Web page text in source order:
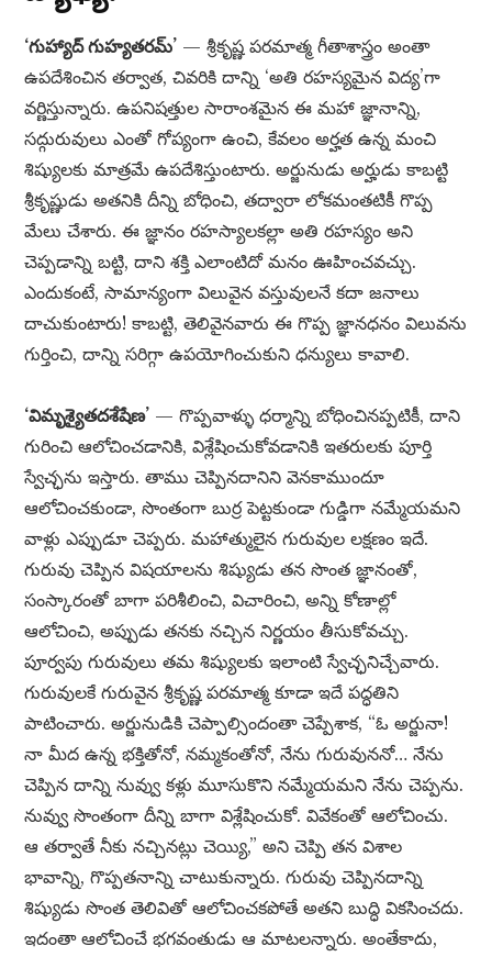
‘గుహ్యాద్ గుహ్యతరమ్’ — శ్రీకృష్ణ పరమాత్మ గీతాశాస్త్రం అంతా
ఉపదేశించిన తర్వాత, చివరికి దాన్ని ‘అతి రహస్యమైన విద్య’గా
వర్ణిస్తున్నారు. ఉపనిషత్తుల సారాంశమైన ఈ మహా జ్ఞానాన్ని,
సద్గురువులు ఎంతో గోప్యంగా ఉంచి, కేవలం అర్హత ఉన్న మంచి
శిష్యులకు మాత్రమే ఉపదేశిస్తుంటారు. అర్జునుడు అర్హుడు కాబట్టి
శ్రీకృష్ణుడు అతనికి దీన్ని బోధించి, తద్వారా లోకమంతటికీ గొప్ప
మేలు చేశారు. ఈ జ్ఞానం రహస్యాలకల్లా అతి రహస్యం అని
చెప్పడాన్ని బట్టి, దాని శక్తి ఎలాంటిదో మనం ఊహించవచ్చు.
ఎందుకంటే, సామాన్యంగా విలువైన వస్తువులనే కదా జనాలు
దాచుకుంటారు! కాబట్టి, తెలివైనవారు ఈ గొప్ప జ్ఞానధనం విలువను
గుర్తించి, దాన్ని సరిగ్గా ఉపయోగించుకుని ధన్యులు కావాలి.
‘విమృశ్యైతదశేషేణ’ — గొప్పవాళ్ళు ధర్మాన్ని బోధించినప్పటికీ, దాని
గురించి ఆలోచించడానికి, విశ్లేషించుకోవడానికి ఇతరులకు పూర్తి
స్వేచ్ఛను ఇస్తారు. తాము చెప్పినదానిని వెనకాముందూ
ఆలోచించకుండా, సొంతంగా బుర్ర పెట్టకుండా గుడ్డిగా నమ్మేయమని
వాళ్లు ఎప్పుడూ చెప్పరు. మహాత్ములైన గురువుల లక్షణం ఇదే.
గురువు చెప్పిన విషయాలను శిష్యుడు తన సొంత జ్ఞానంతో,
సంస్కారంతో బాగా పరిశీలించి, విచారించి, అన్ని కోణాల్లో
ఆలోచించి, అప్పుడు తనకు నచ్చిన నిర్ణయం తీసుకోవచ్చు.
పూర్వపు గురువులు తమ శిష్యులకు ఇలాంటి స్వేచ్ఛనిచ్చేవారు.
గురువులకే గురువైన శ్రీకృష్ణ పరమాత్మ కూడా ఇదే పద్ధతిని
పాటించారు. అర్జునుడికి చెప్పాల్సిందంతా చెప్పేశాక, “ఓ అర్జునా!
నా మీద ఉన్న భక్తితోనో, నమ్మకంతోనో, నేను గురువుననో… నేను
చెప్పిన దాన్ని నువ్వు కళ్లు మూసుకొని నమ్మేయమని నేను చెప్పను.
నువ్వు సొంతంగా దీన్ని బాగా విశ్లేషించుకో. వివేకంతో ఆలోచించు.
ఆ తర్వాతే నీకు నచ్చినట్లు చెయ్యి,” అని చెప్పి తన విశాల
భావాన్ని, గొప్పతనాన్ని చాటుకున్నారు. గురువు చెప్పినదాన్ని
శిష్యుడు సొంత తెలివితో ఆలోచించకపోతే అతని బుద్ధి వికసించదు.
ఇదంతా ఆలోచించే భగవంతుడు ఆ మాటలన్నారు. అంతేకాదు,